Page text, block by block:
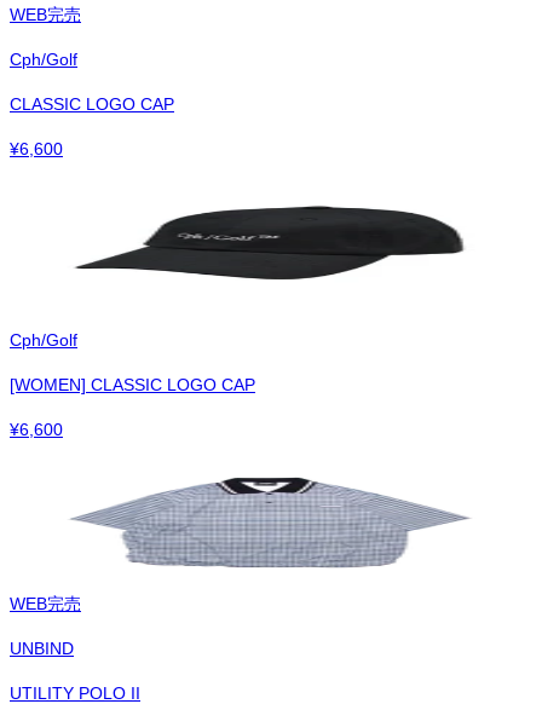
WEB完売
Cph/Golf
CLASSIC LOGO CAP
¥6,600
Cph/Golf
[WOMEN] CLASSIC LOGO CAP
¥6,600
WEB完売
UNBIND
UTILITY POLO II